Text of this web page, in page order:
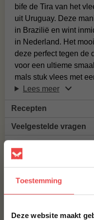
Toestemming
Deze website maakt
bife de Tira van het
uit Uruguay. Deze
in Brazilië en wint
in Nederland. Het
deze perfect tegen de
voor een ultieme
mals stuk vlees met
Lees meer
Recepten
Veelgestelde vragen
MAAK JE
RUNDER